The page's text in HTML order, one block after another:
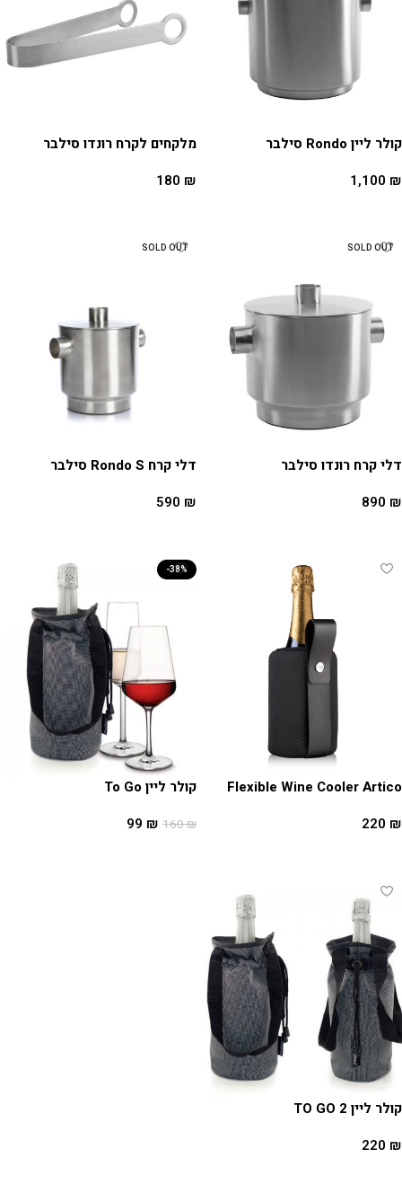
קולר ליין Rondo סילבר
1,100 ₪
מלקחים לקרח רונדו סילבר
180 ₪
SOLD OUT
דלי קרח רונדו סילבר
890 ₪
SOLD OUT
דלי קרח Rondo S סילבר
590 ₪
Flexible Wine Cooler Artico
220 ₪
-38%
קולר ליין To Go
160₪
99 ₪
קולר ליין 2 TO GO
220 ₪